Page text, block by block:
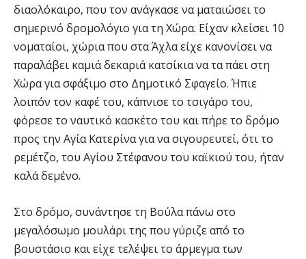
διαολόκαιρο, που τον ανάγκασε να ματαιώσει το
σημερινό δρομολόγιο για τη Χώρα. Είχαν κλείσει 10
νοματαίοι, χώρια που στα Άχλα είχε κανονίσει να
παραλάβει καμιά δεκαριά κατσίκια να τα πάει στη
Χώρα για σφάξιμο στο Δημοτικό Σφαγείο. Ήπιε
λοιπόν τον καφέ του, κάπνισε το τσιγάρο του,
φόρεσε το ναυτικό κασκέτο του και πήρε το δρόμο
προς την Αγία Κατερίνα για να σιγουρευτεί, ότι το
ρεμέτζο, του Αγίου Στέφανου του καϊκιού του, ήταν
καλά δεμένο.
Στο δρόμο, συνάντησε τη Βούλα πάνω στο
μεγαλόσωμο μουλάρι της που γύριζε από το
βουστάσιο και είχε τελέψει το άρμεγμα των